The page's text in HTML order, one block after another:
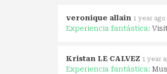
veronique allain 1 year ago
Experiencia fantástica:
Kristan LE CALVEZ 1 year
Experiencia fantástica: